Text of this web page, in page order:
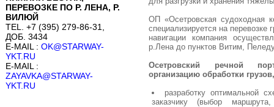
ОП «Осетровская судоходная
специализируется на
навигации компания
р.Лена до пунктов Витим,
Осетровский речной
организацию обработки
разработку оптимальной
заказчику (выбор
ПЕРЕВОЗКЕ ПО Р. ЛЕНА, Р.
ВИЛЮЙ
TEL. +7 (395) 279-86-31,
ДОБ. 3434
E-MAIL : OK@STARWAY-
YKT.RU
E-MAIL :
ZAYAVKA@STARWAY-
YKT.RU